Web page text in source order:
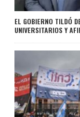
EL GOBIERNO TILDÓ
UNIVERSITARIOS Y